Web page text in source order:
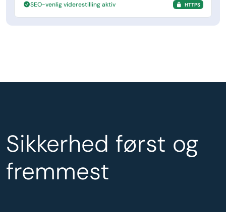
SEO-venlig viderestilling aktiv HTTPS
Sikkerhed først og
fremmest